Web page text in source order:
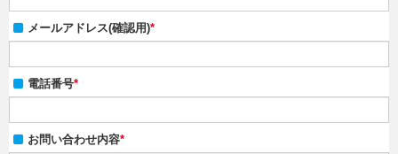
メールアドレス(確認用)*
電話番号*
お問い合わせ内容*